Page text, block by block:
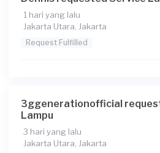
1 hari yang lalu
Jakarta Utara, Jakarta
Request Fulfilled
3ggenerationofficial
Lampu
3 hari yang lalu
Jakarta Utara, Jakarta